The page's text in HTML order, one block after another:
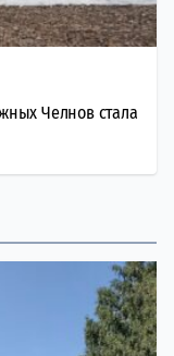
Челнов стала